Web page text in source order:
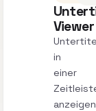
Viewer
in
einer
anzeigen